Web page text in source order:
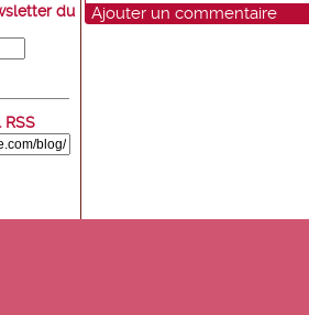
du
RSS
Ajouter un commentaire